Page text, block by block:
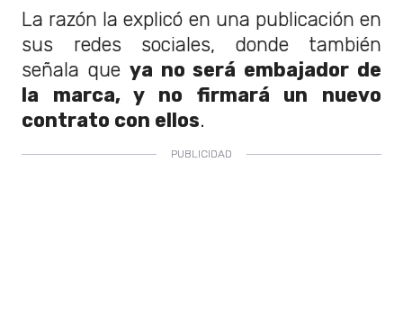
La razón la explicó en una publicación en
sus redes sociales, donde también
señala que ya no será embajador de
la marca, y no firmará un nuevo
contrato con ellos.